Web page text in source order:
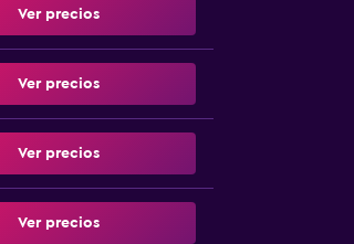
Ver precios
Ver precios
Ver precios
Ver precios